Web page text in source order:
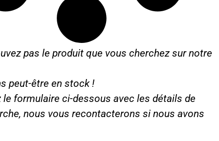
pas le produit que vous cherchez sur notre
peut-être en stock !
le formulaire ci-dessous avec les détails de
nous vous recontacterons si nous avons